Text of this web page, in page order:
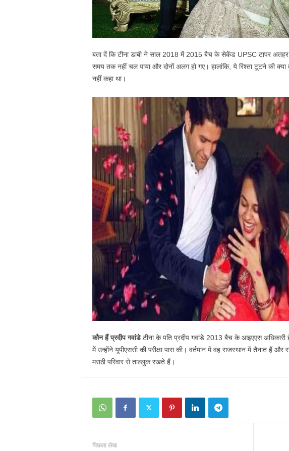
बता दें कि टीना डाबी ने साल 2018 में 2015 बैच के सेकेंड UPSC टापर अतहर
समय तक नहीं चल पाया और दोनों अलग हो गए। हालांकि, ये रिश्‍ता टूटने की
नहीं कहा था।
कौन हैं प्रदीप गवांडेटीना के पति प्रदीप गवांडे 2013 बैच के आइएएस
में उन्‍होंने यूपीएससी की परीक्षा पास की। वर्तमान में वह राजस्‍थान में तैनात हैं और
मराठी परिवार से ताल्‍लुक रखते हैं।
पिछला लेख